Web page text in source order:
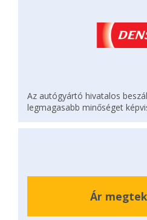
Az autógyártó hivatalos
legmagasabb minőséget
Ár